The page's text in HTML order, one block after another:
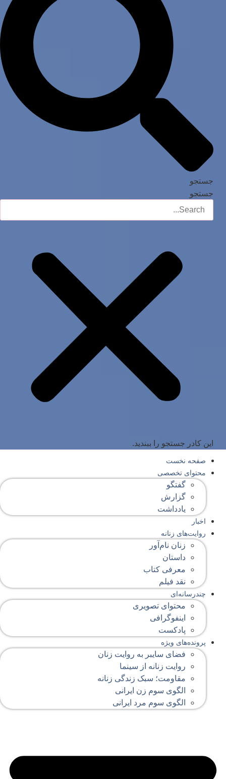
جستجو
جستجو
این کادر جستجو را ببندید.
صفحه‌ نخست
محتوای‌ تخصصی
گفتگو
گزارش
یادداشت
اخبار
روایت‌های زنانه
زنان نام‌آور
داستان
معرفی کتاب
نقد فیلم
چندرسانه‌ای
محتوای تصویری
اینفوگرافی
پادکست
پرونده‌های ویژه
فضای سایبر به روایت زنان
روایت زنانه از سینما
مقاومت؛ سبک زندگی زنانه
الگوی سوم زن ایرانی
الگوی سوم مرد ایرانی